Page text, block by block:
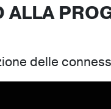
delle